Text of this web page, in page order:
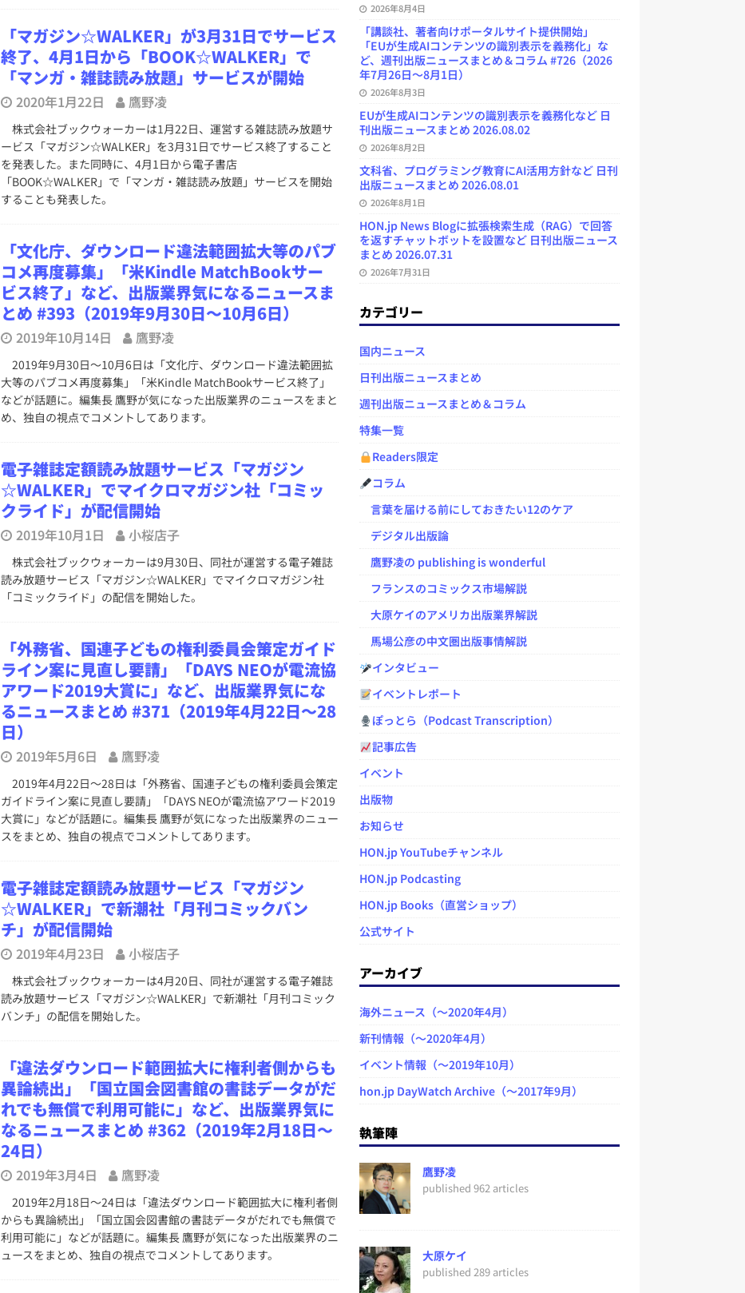
「マガジン☆WALKER」が3月31日でサービス
終了、4月1日から「BOOK☆WALKER」で
「マンガ・雑誌読み放題」サービスが開始
2020年1月22日 鷹野凌
株式会社ブックウォーカーは1月22日、運営する雑誌読み放題サ
ービス「マガジン☆WALKER」を3月31日でサービス終了すること
を発表した。また同時に、4月1日から電子書店
「BOOK☆WALKER」で「マンガ・雑誌読み放題」サービスを開始
することも発表した。
「文化庁、ダウンロード違法範囲拡大等のパブ
コメ再度募集」「米Kindle MatchBookサー
ビス終了」など、出版業界気になるニュースま
とめ #393（2019年9月30日～10月6日）
2019年10月14日 鷹野凌
2019年9月30日～10月6日は「文化庁、ダウンロード違法範囲拡
大等のパブコメ再度募集」「米Kindle MatchBookサービス終了」
などが話題に。編集長 鷹野が気になった出版業界のニュースをまと
め、独自の視点でコメントしてあります。
電子雑誌定額読み放題サービス「マガジン
☆WALKER」でマイクロマガジン社「コミッ
クライド」が配信開始
2019年10月1日 小桜店子
株式会社ブックウォーカーは9月30日、同社が運営する電子雑誌
読み放題サービス「マガジン☆WALKER」でマイクロマガジン社
「コミックライド」の配信を開始した。
「外務省、国連子どもの権利委員会策定ガイド
ライン案に見直し要請」「DAYS NEOが電流協
アワード2019大賞に」など、出版業界気にな
るニュースまとめ #371（2019年4月22日～28
日）
2019年5月6日 鷹野凌
2019年4月22日～28日は「外務省、国連子どもの権利委員会策定
ガイドライン案に見直し要請」「DAYS NEOが電流協アワード2019
大賞に」などが話題に。編集長 鷹野が気になった出版業界のニュー
スをまとめ、独自の視点でコメントしてあります。
電子雑誌定額読み放題サービス「マガジン
☆WALKER」で新潮社「月刊コミックバン
チ」が配信開始
2019年4月23日 小桜店子
株式会社ブックウォーカーは4月20日、同社が運営する電子雑誌
読み放題サービス「マガジン☆WALKER」で新潮社「月刊コミック
バンチ」の配信を開始した。
「違法ダウンロード範囲拡大に権利者側からも
異論続出」「国立国会図書館の書誌データがだ
れでも無償で利用可能に」など、出版業界気に
なるニュースまとめ #362（2019年2月18日～
24日）
2019年3月4日 鷹野凌
2019年2月18日～24日は「違法ダウンロード範囲拡大に権利者側
からも異論続出」「国立国会図書館の書誌データがだれでも無償で
利用可能に」などが話題に。編集長 鷹野が気になった出版業界のニ
ュースをまとめ、独自の視点でコメントしてあります。
2026年8月4日
「講談社、著者向けポータルサイト提供開始」
「EUが生成AIコンテンツの識別表示を義務化」な
ど、週刊出版ニュースまとめ＆コラム #726（2026
年7月26日～8月1日）
2026年8月3日
EUが生成AIコンテンツの識別表示を義務化など 日
刊出版ニュースまとめ 2026.08.02
2026年8月2日
文科省、プログラミング教育にAI活用方針など 日刊
出版ニュースまとめ 2026.08.01
2026年8月1日
HON.jp News Blogに拡張検索生成（RAG）で回答
を返すチャットボットを設置など 日刊出版ニュース
まとめ 2026.07.31
2026年7月31日
カテゴリー
国内ニュース
日刊出版ニュースまとめ
週刊出版ニュースまとめ＆コラム
特集一覧
Readers限定
コラム
言葉を届ける前にしておきたい12のケア
デジタル出版論
鷹野凌の publishing is wonderful
フランスのコミックス市場解説
大原ケイのアメリカ出版業界解説
馬場公彦の中文圏出版事情解説
インタビュー
イベントレポート
ぽっとら（Podcast Transcription）
記事広告
イベント
出版物
お知らせ
HON.jp YouTubeチャンネル
HON.jp Podcasting
HON.jp Books（直営ショップ）
公式サイト
アーカイブ
海外ニュース（～2020年4月）
新刊情報（～2020年4月）
イベント情報（～2019年10月）
hon.jp DayWatch Archive（～2017年9月）
執筆陣
鷹野凌
published 962 articles
大原ケイ
published 289 articles